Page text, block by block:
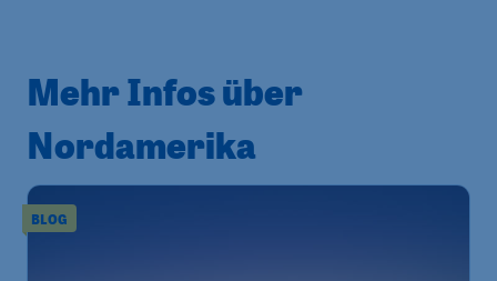
Mehr Infos über
Nordamerika
BLOG